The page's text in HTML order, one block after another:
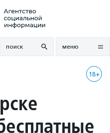
поиск меню
18+